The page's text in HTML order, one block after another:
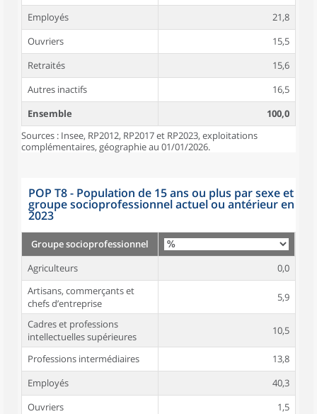
Employés
21,8
Ouvriers
15,5
Retraités
15,6
Autres inactifs
16,5
Ensemble
100,0
Sources : Insee, RP2012, RP2017 et RP2023, exploitations
complémentaires, géographie au 01/01/2026.
POP T8 - Population de 15 ans ou plus par sexe et
groupe socioprofessionnel actuel ou antérieur en
2023
Groupe socioprofessionnel
Agriculteurs
0,0
Artisans, commerçants et
chefs d’entreprise
5,9
Cadres et professions
intellectuelles supérieures
10,5
Professions intermédiaires
13,8
Employés
40,3
Ouvriers
1,5